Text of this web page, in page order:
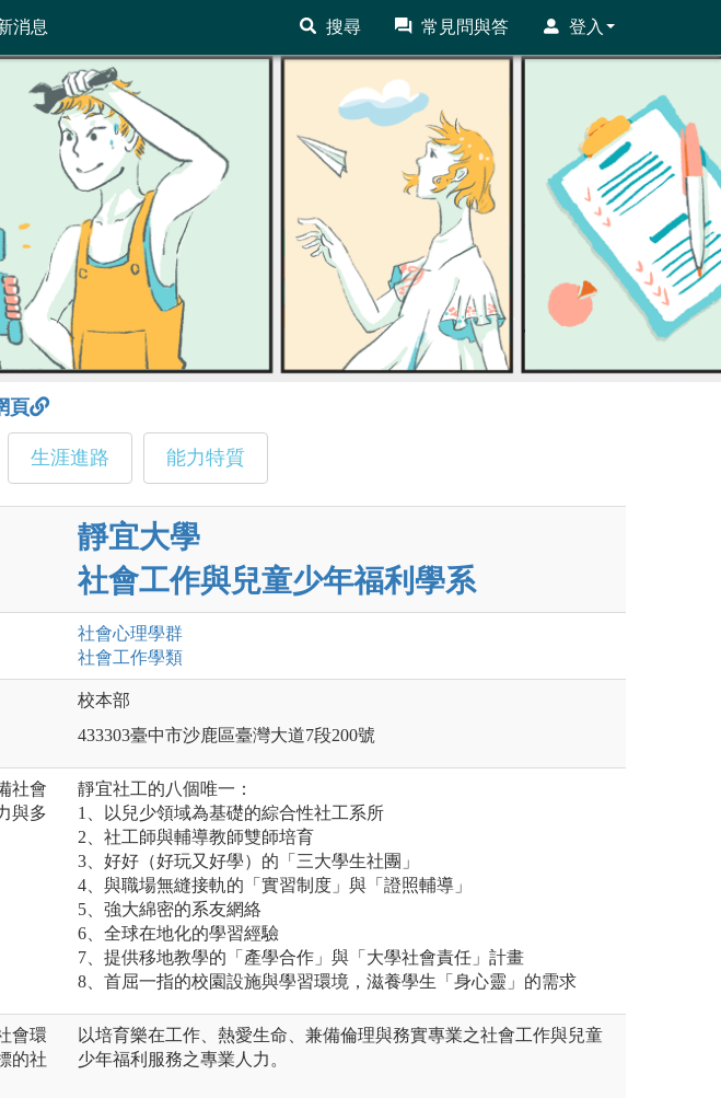
消息 搜尋 常見問與答 登入
頁
生涯進路 能力特質
靜宜大學
社會工作與兒童少年福利學系
社會心理學群
社會工作學類
校本部
433303臺中市沙鹿區臺灣大道7段200號
社會
與多
靜宜社工的八個唯一：
1、以兒少領域為基礎的綜合性社工系所
2、社工師與輔導教師雙師培育
3、好好（好玩又好學）的「三大學生社團」
4、與職場無縫接軌的「實習制度」與「證照輔導」
5、強大綿密的系友網絡
6、全球在地化的學習經驗
7、提供移地教學的「產學合作」與「大學社會責任」計畫
8、首屈一指的校園設施與學習環境，滋養學生「身心靈」的需求
會環
的社
以培育樂在工作、熱愛生命、兼備倫理與務實專業之社會工作與兒童
少年福利服務之專業人力。